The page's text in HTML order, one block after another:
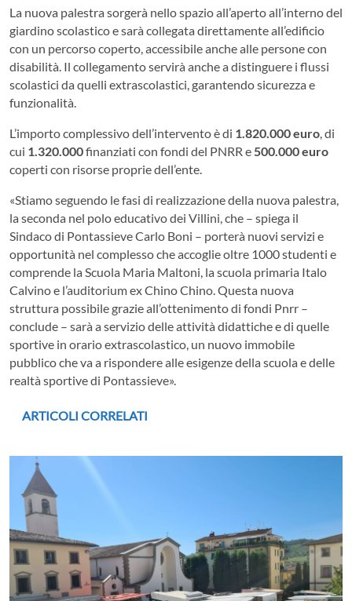
La nuova palestra sorgerà nello spazio all’aperto all’interno del
giardino scolastico e sarà collegata direttamente all’edificio
con un percorso coperto, accessibile anche alle persone con
disabilità. Il collegamento servirà anche a distinguere i flussi
scolastici da quelli extrascolastici, garantendo sicurezza e
funzionalità.
L’importo complessivo dell’intervento è di 1.820.000 euro, di
cui 1.320.000finanziati con fondi del PNRR e500.000 euro
coperti con risorse proprie dell’ente.
«Stiamo seguendo le fasi di realizzazione della nuova palestra,
la seconda nel polo educativo dei Villini, che – spiega il
Sindaco di Pontassieve Carlo Boni – porterà nuovi servizi e
opportunità nel complesso che accoglie oltre 1000 studenti e
comprende la Scuola Maria Maltoni, la scuola primaria Italo
Calvino e l’auditorium ex Chino Chino. Questa nuova
struttura possibile grazie all’ottenimento di fondi Pnrr –
conclude – sarà a servizio delle attività didattiche e di quelle
sportive in orario extrascolastico, un nuovo immobile
pubblico che va a rispondere alle esigenze della scuola e delle
realtà sportive di Pontassieve».
ARTICOLI CORRELATI